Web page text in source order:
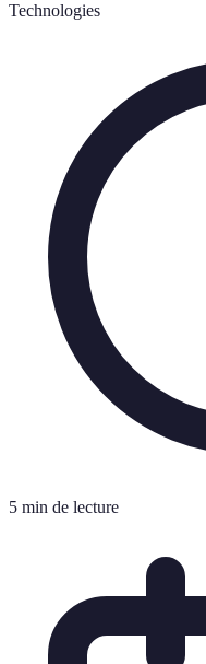
Technologies
5 min de lecture